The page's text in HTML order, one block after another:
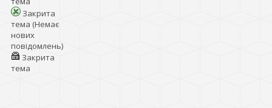
Закрита
тема (Немає
нових
повідомлень)
Закрита
тема